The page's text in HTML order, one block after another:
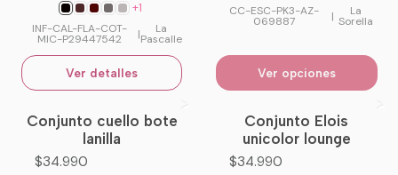
+1
INF-CAL-FLA-COT-
MIC-P29447542 | La
Pascalle
Ver detalles
CC-ESC-PK3-AZ-
069887 | La
Sorella
Ver opciones
No disponible
Conjunto cuello bote
lanilla
$34.990
Conjunto Elois
unicolor lounge
$34.990